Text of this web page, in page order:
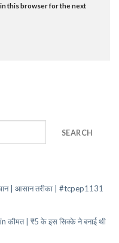
in this browser for the next
SEARCH
| आसान तरीका | #tcpep1131
| ₹5 के इस सिक्के ने बनाई थी